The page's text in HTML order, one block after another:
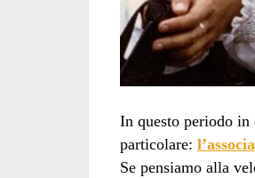
In questo periodo
particolare:
Se pensiamo alla